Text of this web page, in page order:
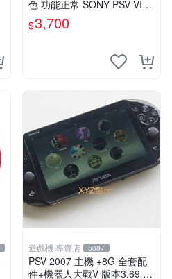
色 功能正常 SONY PSV VITA
主機 2000~3000型 二手功能
正常 賣3千5~4千也可用各式
$3,700
遊戲機 專賣店 5387
PSV 2007 主機 +8G 全套配
件+機器人大戰V 版本3.69 P